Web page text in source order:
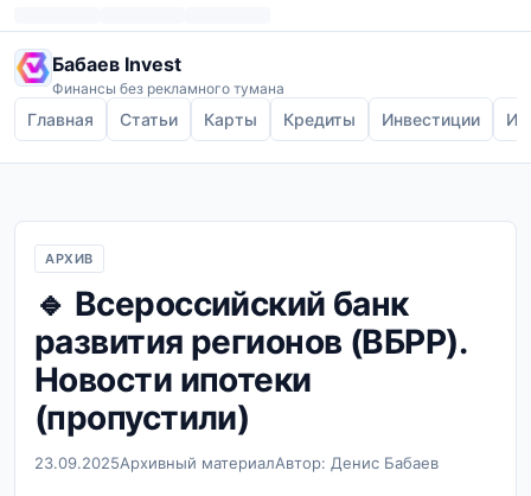
Бабаев Invest
Финансы без рекламного тумана
Главная Статьи Карты Кредиты Инвестиции
АРХИВ
🔹 Всероссийский банк
развития регионов (ВБРР).
Новости ипотеки
(пропустили)
23.09.2025Архивный материалАвтор: Денис Бабаев